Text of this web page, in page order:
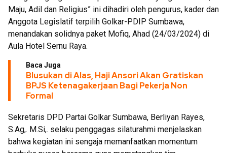
Maju, Adil dan Religius” ini dihadiri oleh pengurus, kader dan
Anggota Legislatif terpilih Golkar-PDIP Sumbawa,
menandakan solidnya paket Mofiq, Ahad (24/03/2024) di
Aula Hotel Sernu Raya.
Baca Juga
Blusukan di Alas, Haji Ansori Akan Gratiskan
BPJS Ketenagakerjaan Bagi Pekerja Non
Formal
Sekretaris DPD Partai Golkar Sumbawa, Berliyan Rayes,
S.Ag,. M.Si,. selaku penggagas silaturahmi menjelaskan
bahwa kegiatan ini sengaja memanfaatkan momentum